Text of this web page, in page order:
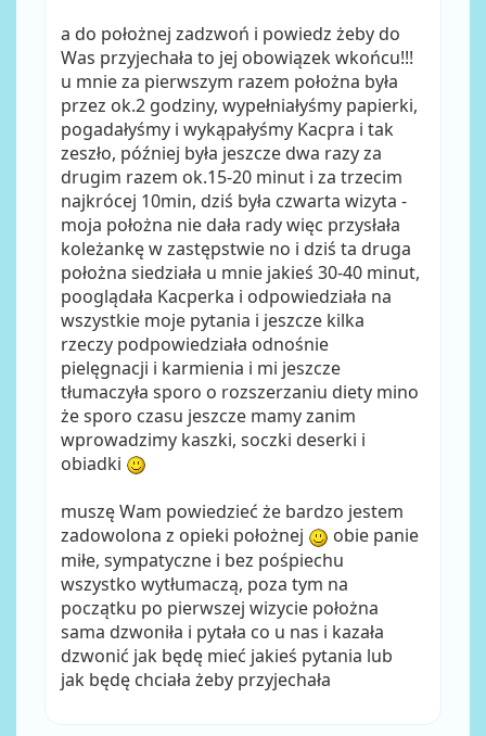
a do położnej zadzwoń i powiedz żeby do
Was przyjechała to jej obowiązek wkońcu!!!
u mnie za pierwszym razem położna była
przez ok.2 godziny, wypełniałyśmy papierki,
pogadałyśmy i wykąpałyśmy Kacpra i tak
zeszło, później była jeszcze dwa razy za
drugim razem ok.15-20 minut i za trzecim
najkrócej 10min, dziś była czwarta wizyta -
moja położna nie dała rady więc przysłała
koleżankę w zastępstwie no i dziś ta druga
położna siedziała u mnie jakieś 30-40 minut,
pooglądała Kacperka i odpowiedziała na
wszystkie moje pytania i jeszcze kilka
rzeczy podpowiedziała odnośnie
pielęgnacji i karmienia i mi jeszcze
tłumaczyła sporo o rozszerzaniu diety mino
że sporo czasu jeszcze mamy zanim
wprowadzimy kaszki, soczki deserki i
obiadki
muszę Wam powiedzieć że bardzo jestem
zadowolona z opieki położnej
obie panie
miłe, sympatyczne i bez pośpiechu
wszystko wytłumaczą, poza tym na
początku po pierwszej wizycie położna
sama dzwoniła i pytała co u nas i kazała
dzwonić jak będę mieć jakieś pytania lub
jak będę chciała żeby przyjechała